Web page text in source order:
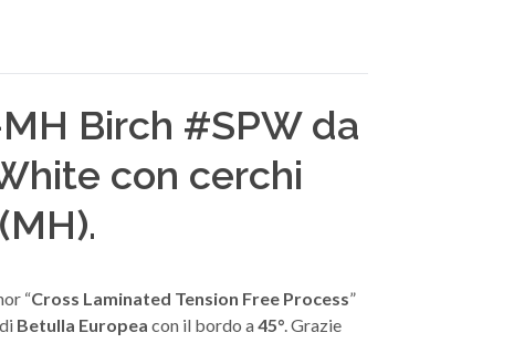
Birch #SPW da
con cerchi
“Cross Laminated Tension Free Process”
Betulla Europea con il bordo a45°. Grazie